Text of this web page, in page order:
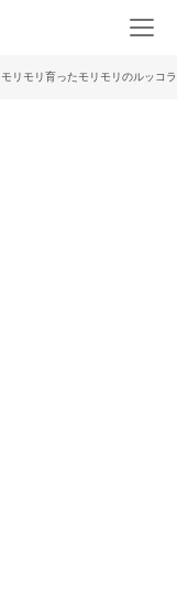
モリモリ育ったモリモリのルッコ